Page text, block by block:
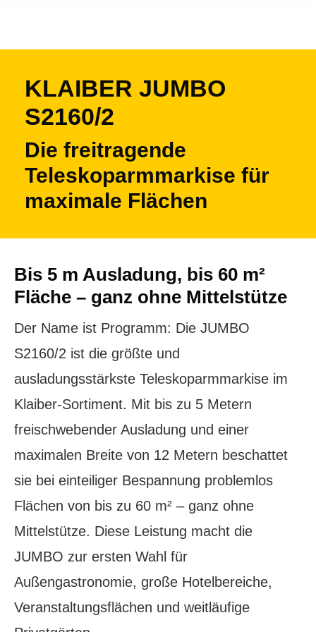
KLAIBER JUMBO
S2160/2
Die freitragende
Teleskoparmmarkise für
maximale Flächen
Bis 5 m Ausladung, bis 60 m²
Fläche – ganz ohne Mittelstütze
Der Name ist Programm: Die JUMBO
S2160/2 ist die größte und
ausladungsstärkste Teleskoparmmarkise im
Klaiber-Sortiment. Mit bis zu 5 Metern
freischwebender Ausladung und einer
maximalen Breite von 12 Metern beschattet
sie bei einteiliger Bespannung problemlos
Flächen von bis zu 60 m² – ganz ohne
Mittelstütze. Diese Leistung macht die
JUMBO zur ersten Wahl für
Außengastronomie, große Hotelbereiche,
Veranstaltungsflächen und weitläufige